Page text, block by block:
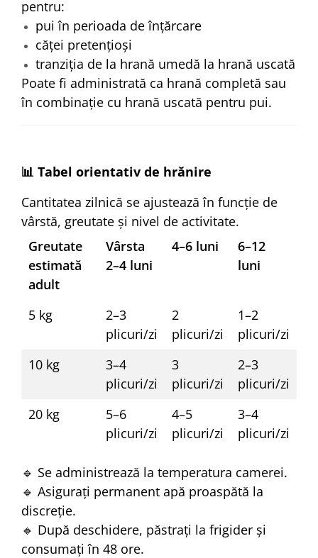
pentru:
pui în perioada de înțărcare
căței pretențioși
tranziția de la hrană umedă la hrană uscată
Poate fi administrată ca hrană completă sau
în combinație cu hrană uscată pentru pui.
📊 Tabel orientativ de hrănire
Cantitatea zilnică se ajustează în funcție de
vârstă, greutate și nivel de activitate.
Greutate
estimată
adult
Vârsta
2–4 luni
4–6 luni
6–12
luni
5 kg
2–3
plicuri/zi
2
plicuri/zi
1–2
plicuri/zi
10 kg
3–4
plicuri/zi
3
plicuri/zi
2–3
plicuri/zi
20 kg
5–6
plicuri/zi
4–5
plicuri/zi
3–4
plicuri/zi
🔹 Se administrează la temperatura camerei.
🔹 Asigurați permanent apă proaspătă la
discreție.
🔹 După deschidere, păstrați la frigider și
consumați în 48 ore.